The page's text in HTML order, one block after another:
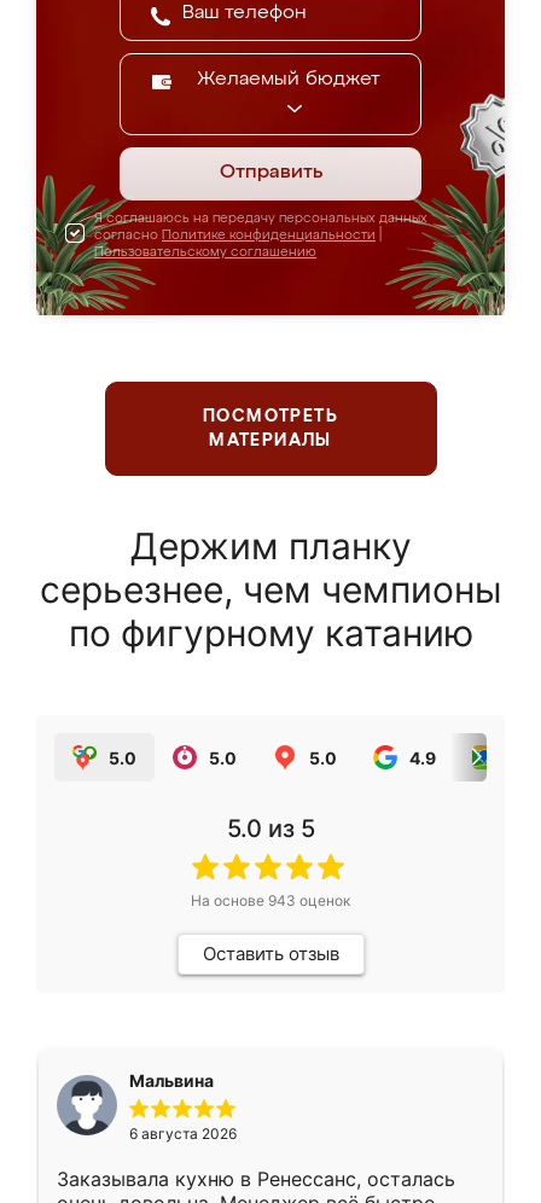
Желаемый бюджет
Отправить
Я соглашаюсь на передачу персональных данных
согласно Политике конфиденциальности
Пользовательскому соглашению
ПОСМОТРЕТЬ
МАТЕРИАЛЫ
Держим планку
серьезнее, чем чемпионы
по фигурному катанию
5.0 5.0 5.0 4.9
5.0 из 5
На основе 943 оценок
Оставить отзыв
Мальвина
6 августа 2026
Заказывала кухню в Ренессанс, осталась